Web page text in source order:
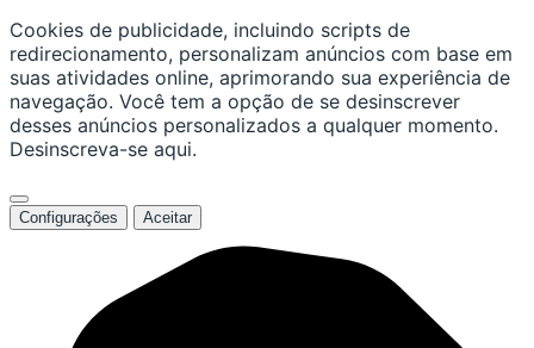
Cookies de publicidade, incluindo scripts de
redirecionamento, personalizam anúncios com base em
suas atividades online, aprimorando sua experiência de
navegação. Você tem a opção de se desinscrever
desses anúncios personalizados a qualquer momento.
Desinscreva-se aqui.
Configurações Aceitar